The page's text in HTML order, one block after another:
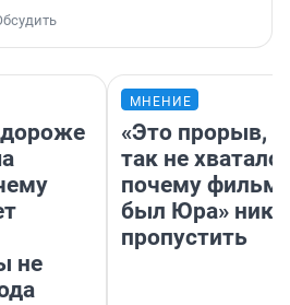
не
МНЕНИЕ
«Это прорыв,
так не
почему фильм
был Юра»
пропустить